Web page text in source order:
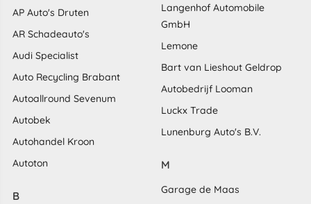
AP Auto's Druten
AR Schadeauto's
Audi Specialist
Auto Recycling Brabant
Autoallround Sevenum
Autobek
Autohandel Kroon
Autoton
B
Langenhof Automobile
GmbH
Lemone
Bart van Lieshout Geldrop
Autobedrijf Looman
Luckx Trade
Lunenburg Auto's B.V.
M
Garage de Maas